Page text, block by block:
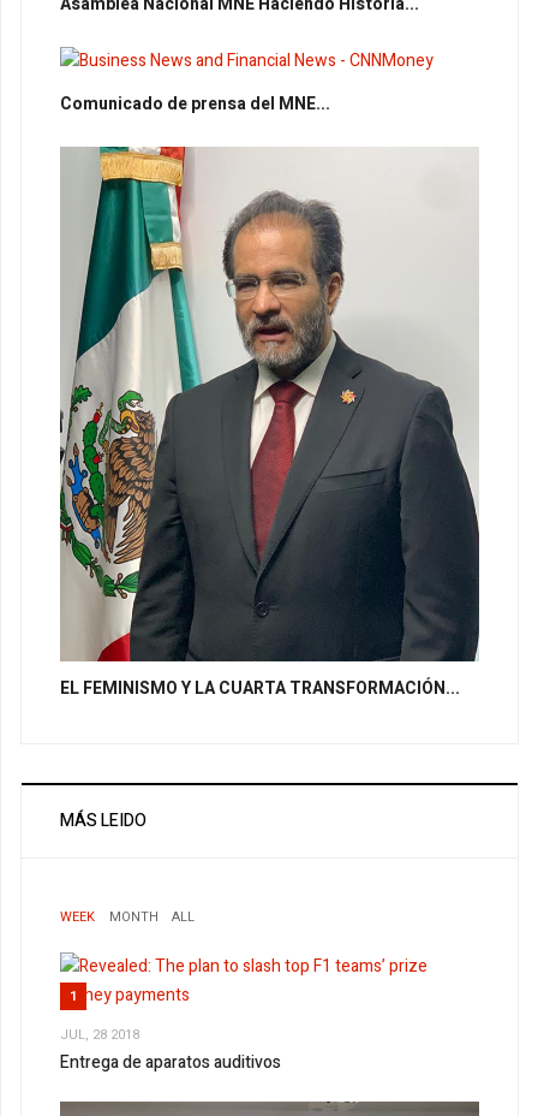
Comunicado de prensa del MNE...
EL FEMINISMO Y LA CUARTA TRANSFORMACIÓN...
MÁS LEIDO
WEEK MONTH ALL
1
JUL, 28 2018
Entrega de aparatos auditivos